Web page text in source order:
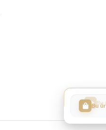
Bu